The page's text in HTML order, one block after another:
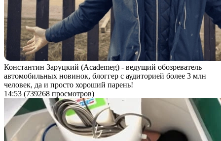
Константин Заруцкий (Academeg) - ведущий обозреватель
автомобильных новинок, блоггер с аудиторией более 3 млн
человек, да и просто хороший парень!
14:53 (739268 просмотров)